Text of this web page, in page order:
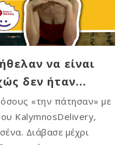
να είναι
δεν ήταν...
«την πάτησαν» με
KalymnosDelivery,
Διάβασε μέχρι